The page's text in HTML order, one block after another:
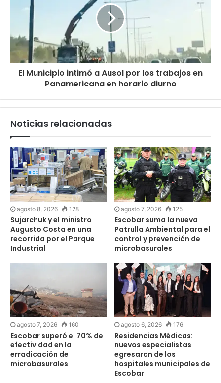
El Municipio intimó a Ausol por los trabajos en
Panamericana en horario diurno
Noticias relacionadas
agosto 8, 2026 128
Sujarchuk y el ministro
Augusto Costa en una
recorrida por el Parque
Industrial
agosto 7, 2026 125
Escobar suma la nueva
Patrulla Ambiental para el
control y prevención de
microbasurales
agosto 7, 2026 160
Escobar superó el 70% de
efectividad en la
erradicación de
microbasurales
agosto 6, 2026 176
Residencias Médicas:
nuevos especialistas
egresaron de los
hospitales municipales de
Escobar